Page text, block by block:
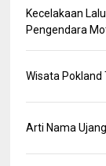
Kecelakaan
Pengendara
Wisata Pokland
Arti Nama